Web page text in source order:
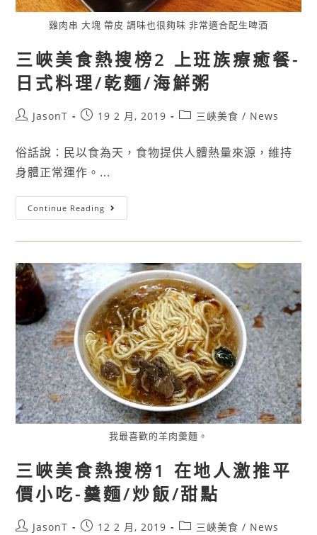
雞肉串 大塊 帶皮 調味也很夠味 非常適合配生啤酒
三峽美食熱搜榜2 上班族療癒餐-
日式料理/乾麵/海鮮粥
JasonT 19 2 月, 2019 三峽美食 / News
俗話說：民以食為天，食物提供人體熱量來源，維持
身體正常運作。...
Continue Reading
我最喜歡的羊肉羹麵。
三峽美食熱搜榜1 在地人激推平
價小吃-羹麵/炒飯/甜點
JasonT 12 2 月, 2019 三峽美食 / News